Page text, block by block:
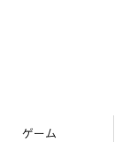
ゲーム